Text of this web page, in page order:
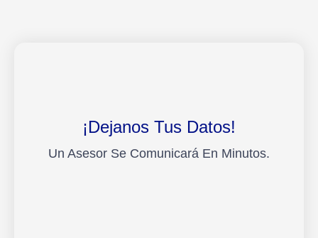
¡Dejanos Tus Datos!
Un Asesor Se Comunicará En Minutos.